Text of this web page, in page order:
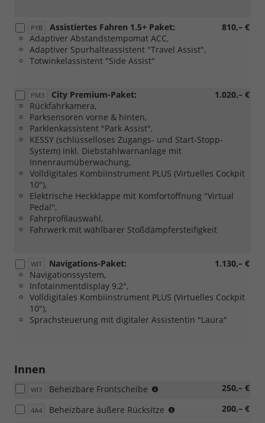
PYB 810,– €
Assistiertes Fahren 1.5+ Paket:
Adaptiver Abstandstempomat ACC,
Adaptiver Spurhalteassistent "Travel Assist",
Totwinkelassistent "Side Assist"
PM3 1.020,– €
City Premium-Paket:
Rückfahrkamera,
Parksensoren vorne & hinten,
Parklenkassistent "Park Assist",
KESSY (schlüsselloses Zugangs- und Start-Stopp-
System) inkl. Diebstahlwarnanlage mit
Innenraumüberwachung,
Volldigitales Kombiinstrument PLUS (Virtuelles Cockpit
10"),
Elektrische Heckklappe mit Komfortöffnung "Virtual
Pedal",
Fahrprofilauswahl,
Fahrwerk mit wählbarer Stoßdämpfersteifigkeit
WIT 1.130,– €
Navigations-Paket:
Navigationssystem,
Infotainmentdisplay 9,2",
Volldigitales Kombiinstrument PLUS (Virtuelles Cockpit
10"),
Sprachsteuerung mit digitaler Assistentin "Laura"
Innen
WI3 250,– €
Beheizbare Frontscheibe
Verbindung
4A4 200,– €
Beheizbare äußere Rücksitze